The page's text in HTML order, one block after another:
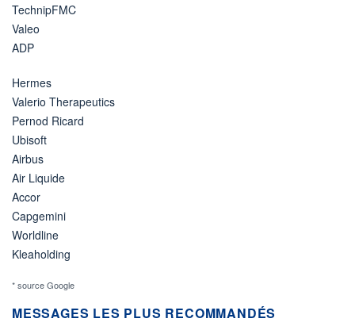
TechnipFMC
Valeo
ADP
Hermes
Valerio Therapeutics
Pernod Ricard
Ubisoft
Airbus
Air Liquide
Accor
Capgemini
Worldline
Kleaholding
* source Google
MESSAGES LES PLUS RECOMMANDÉS